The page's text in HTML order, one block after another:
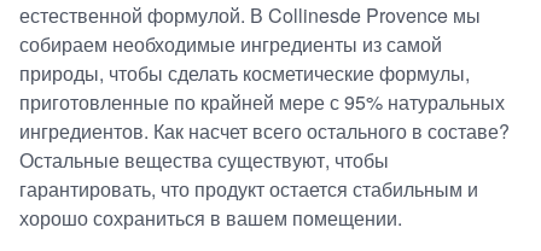
естественной формулой. В Collinesde Provence мы
собираем необходимые ингредиенты из самой
природы, чтобы сделать косметические формулы,
приготовленные по крайней мере с 95% натуральных
ингредиентов. Как насчет всего остального в составе?
Остальные вещества существуют, чтобы
гарантировать, что продукт остается стабильным и
хорошо сохраниться в вашем помещении.